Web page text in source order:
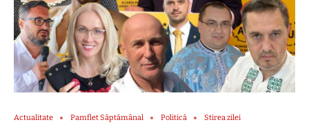
Actualitate Pamflet Săptămânal Politică Stirea zilei